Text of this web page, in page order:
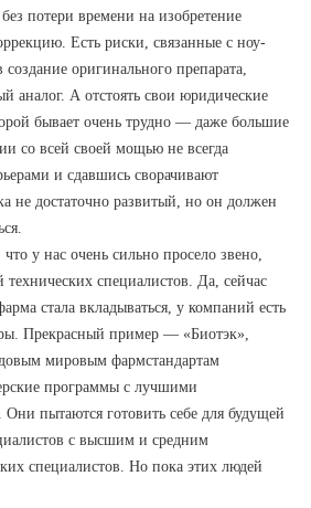
потери времени на изобретение
Есть риски, связанные с ноу-
оригинального препарата,
аналог. А отстоять свои юридические
бывает очень трудно — даже большие
со всей своей мощью не всегда
и сдавшись сворачивают
не достаточно развитый, но он должен
у нас очень сильно просело звено,
технических специалистов. Да, сейчас
стала вкладываться, у компаний есть
Прекрасный пример — «Биотэк»,
мировым фармстандартам
программы с лучшими
Они пытаются готовить себе для будущей
с высшим и средним
специалистов. Но пока этих людей